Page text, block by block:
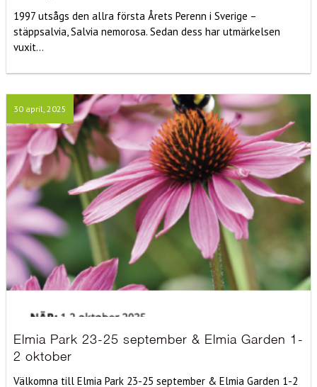
1997 utsågs den allra första Årets Perenn i Sverige –
stäppsalvia, Salvia nemorosa. Sedan dess har utmärkelsen
vuxit...
30 april, 2025
Elmia Park 23-25 september & Elmia Garden 1-
2 oktober
Välkomna till Elmia Park 23-25 september & Elmia Garden 1-2